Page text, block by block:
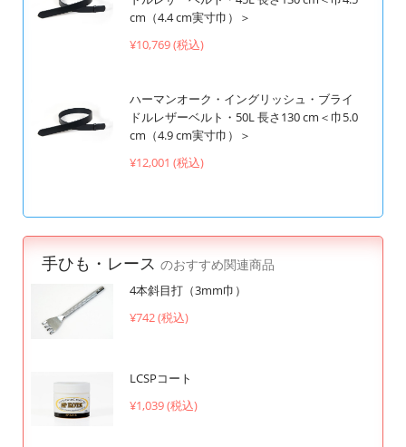
cm（4.4 cm実寸巾）＞
¥10,769 (税込)
ハーマンオーク・イングリッシュ・ブライ
ドルレザーベルト・50L 長さ130 cm＜巾5.0
cm（4.9 cm実寸巾）＞
¥12,001 (税込)
手ひも・レース のおすすめ関連商品
4本斜目打（3mm巾）
¥742 (税込)
LCSPコート
¥1,039 (税込)